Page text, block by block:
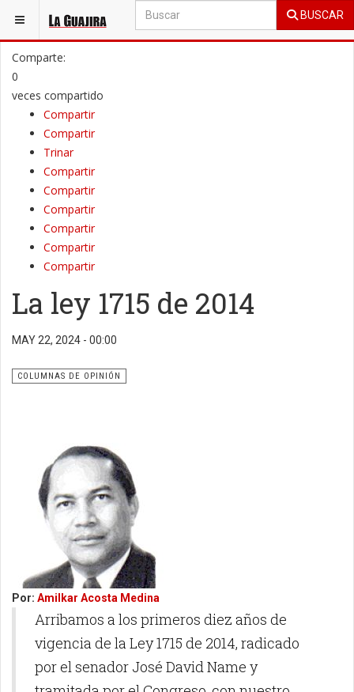
BUSCAR
ESTÁ AQUÍ: OPINIÓN COLUMNAS DE OPINIÓN
Comparte:
0
veces compartido
Compartir
Compartir
Trinar
Compartir
Compartir
Compartir
Compartir
Compartir
Compartir
La ley 1715 de 2014
MAY 22, 2024 - 00:00
COLUMNAS DE OPINIÓN
Por: Amilkar Acosta Medina
Arribamos a los primeros diez años de
vigencia de la Ley 1715 de 2014, radicado
por el senador José David Name y